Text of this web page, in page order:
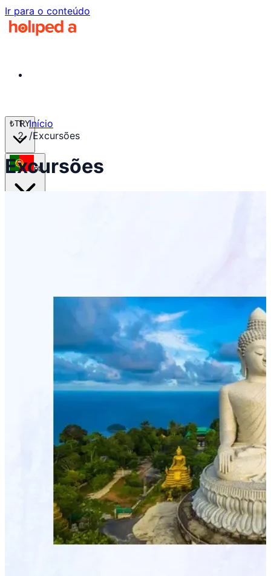
Ir para o conteúdo
₺TRY
pt
Acesso de Parceiro
Início
/Excursões
Excursões